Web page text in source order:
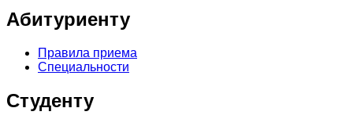
Абитуриенту
Правила приема
Специальности
Студенту